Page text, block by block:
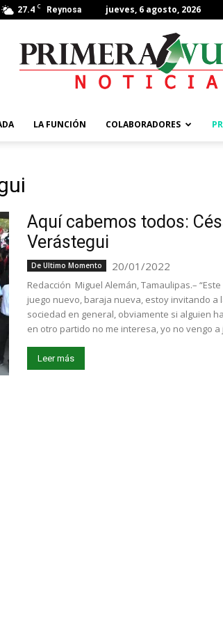
27.4 C Reynosa jueves, 6 agosto, 2026
LA FUNCIÓN COLABORADORES
Aquí cabemos todos:
Verástegui
De Ultimo Momento 20/01/2022
Redacción Miguel Alemán, Tamaulipas.–
juego nuevo, baraja nueva, estoy invitando a
sociedad en general, obviamente si alguien
en otro partido no me interesa, yo no vengo a
Leer más